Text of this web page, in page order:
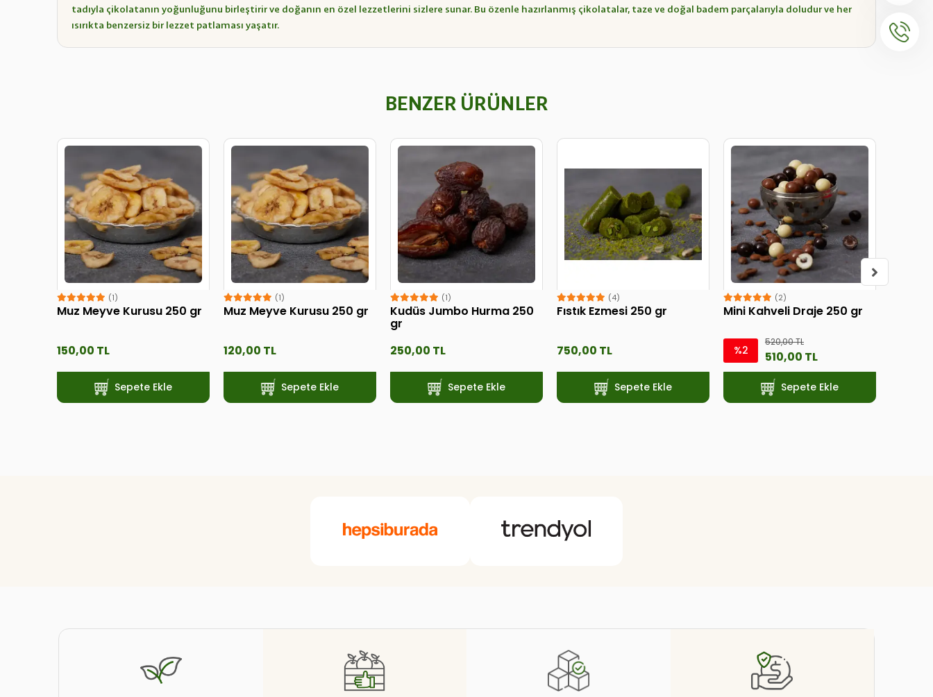
tadıyla çikolatanın yoğunluğunu birleştirir ve doğanın en özel lezzetlerini sizlere sunar. Bu özenle hazırlanmış çikolatalar, taze ve doğal badem parçalarıyla doludur ve her
ısırıkta benzersiz bir lezzet patlaması yaşatır.
BENZER ÜRÜNLER
(1)
Muz Meyve Kurusu 250 gr
150,00 TL
Sepete Ekle
(1)
Muz Meyve Kurusu 250 gr
120,00 TL
Sepete Ekle
(1)
Kudüs Jumbo Hurma 250
gr
250,00 TL
Sepete Ekle
(4)
Fıstık Ezmesi 250 gr
750,00 TL
Sepete Ekle
(2)
Mini Kahveli Draje 250 gr
%2
520,00 TL
510,00 TL
Sepete Ekle